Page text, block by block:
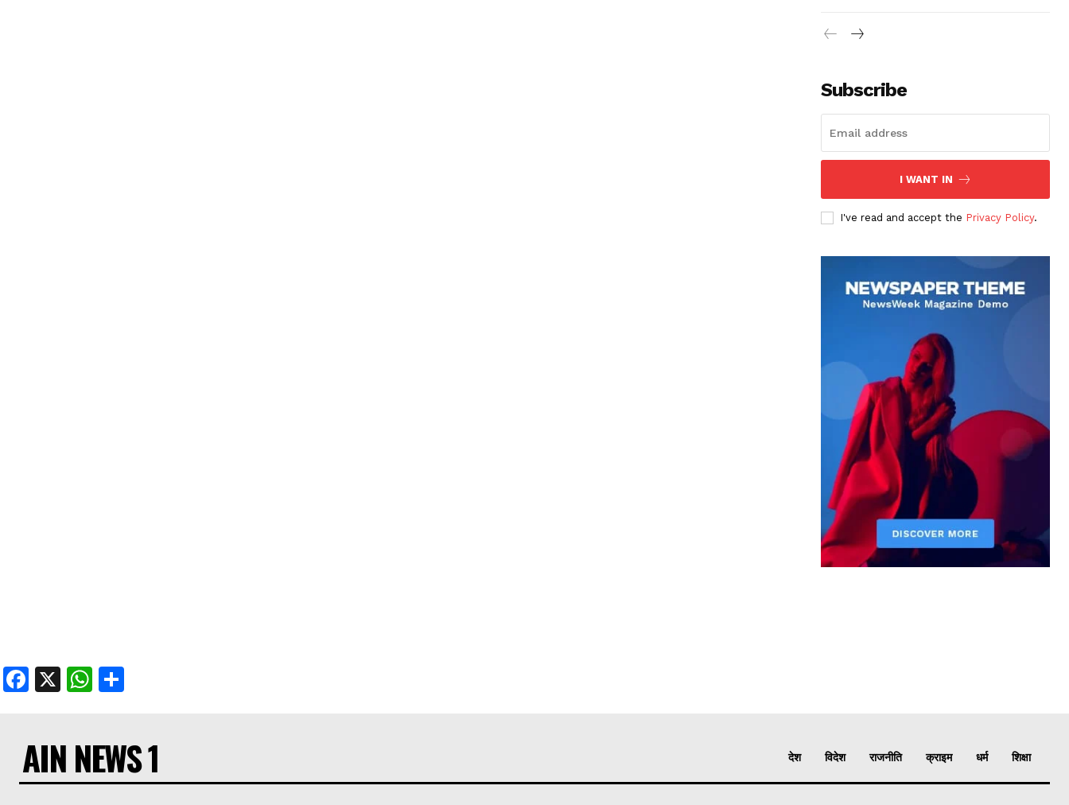
Subscribe
I WANT IN
I've read and accept the Privacy Policy.
Facebook
X WhatsApp
AIN NEWS 1 देश विदेश राजनीति क्राइम धर्म शिक्षा